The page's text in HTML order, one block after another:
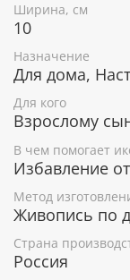
Филипп,
Охраняет
имя
Исцеление
Помощь в
Обретение
Гарантия
К каждому
номерное
Ширина, см
10
Назначение
Для дома,
Для кого
Взрослому
В чем помогает
Избавление
Метод
Живопись по
Страна
Россия